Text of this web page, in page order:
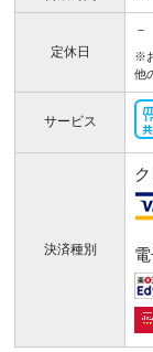
定休日
－
※
他
サービス
決済種別